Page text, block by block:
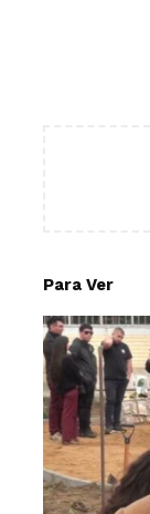
Para Ver